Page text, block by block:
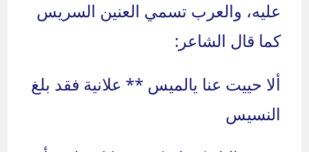
عليه، والعرب تسمي العنين السريس
كما قال الشاعر:
ألا حييت عنا يالميس ** علانية فقد بلغ
النسيس